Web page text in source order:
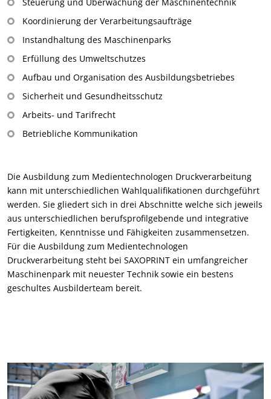
Koordinierung der Verarbeitungsaufträge
Instandhaltung des Maschinenparks
Erfüllung des Umweltschutzes
Aufbau und Organisation des Ausbildungsbetriebes
Sicherheit und Gesundheitsschutz
Arbeits- und Tarifrecht
Betriebliche Kommunikation
Die Ausbildung zum Medientechnologen Druckverarbeitung
kann mit unterschiedlichen Wahlqualifikationen durchgeführt
werden. Sie gliedert sich in drei Abschnitte welche sich jeweils
aus unterschiedlichen berufsprofilgebende und integrative
Fertigkeiten, Kenntnisse und Fähigkeiten zusammensetzen.
Für die Ausbildung zum Medientechnologen
Druckverarbeitung steht bei SAXOPRINT ein umfangreicher
Maschinenpark mit neuester Technik sowie ein bestens
geschultes Ausbilderteam bereit.